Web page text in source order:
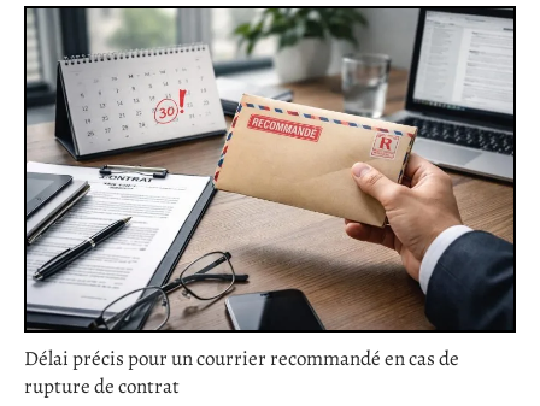
Délai précis pour un courrier recommandé en cas de
rupture de contrat